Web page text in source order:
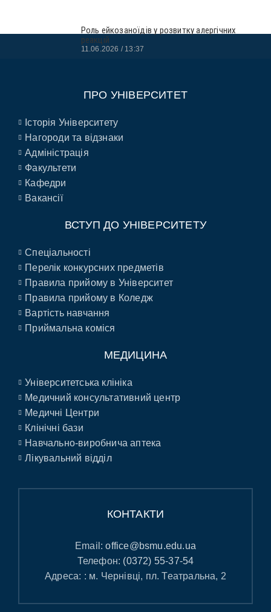
Роль ейкозаноїдів у розвитку алергічних
реакцій
11.06.2026 13:37
ПРО УНІВЕРСИТЕТ
Історія Університету
Нагороди та відзнаки
Адміністрація
Факультети
Кафедри
Вакансії
ВСТУП ДО УНІВЕРСИТЕТУ
Спеціальності
Перелік конкурсних предметів
Правила прийому в Університет
Правила прийому в Коледж
Вартість навчання
Приймальна коміся
МЕДИЦИНА
Університетська клініка
Медичний консультативний центр
Медичні Центри
Клінічні бази
Навчально-виробнича аптека
Лікувальний відділ
КОНТАКТИ
Email:office@bsmu.edu.ua
Телефон: (0372) 55-37-54
Адреса: : м. Чернівці, пл. Театральна, 2